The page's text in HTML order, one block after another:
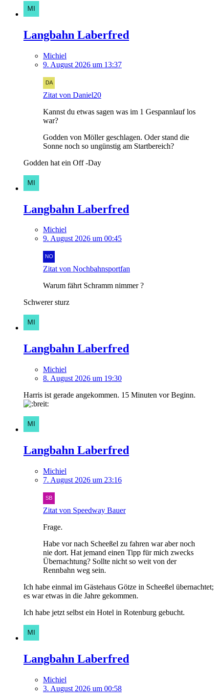
Langbahn Laberfred
Michiel
9. August 2026 um 13:37
Zitat von Daniel20
Kannst du etwas sagen was im 1 Gespannlauf los
war?
Godden von Möller geschlagen. Oder stand die
Sonne noch so ungünstig am Startbereich?
Godden hat ein Off -Day
Langbahn Laberfred
Michiel
9. August 2026 um 00:45
Zitat von Nochbahnsportfan
Warum fährt Schramm nimmer ?
Schwerer sturz
Langbahn Laberfred
Michiel
8. August 2026 um 19:30
Harris ist gerade angekommen. 15 Minuten vor Beginn.
Langbahn Laberfred
Michiel
7. August 2026 um 23:16
Zitat von Speedway Bauer
Frage.
Habe vor nach Scheeßel zu fahren war aber noch
nie dort. Hat jemand einen Tipp für mich zwecks
Übernachtung? Sollte nicht so weit von der
Rennbahn weg sein.
Ich habe einmal im Gästehaus Götze in Scheeßel übernachtet;
es war etwas in die Jahre gekommen.
Ich habe jetzt selbst ein Hotel in Rotenburg gebucht.
Langbahn Laberfred
Michiel
3. August 2026 um 00:58